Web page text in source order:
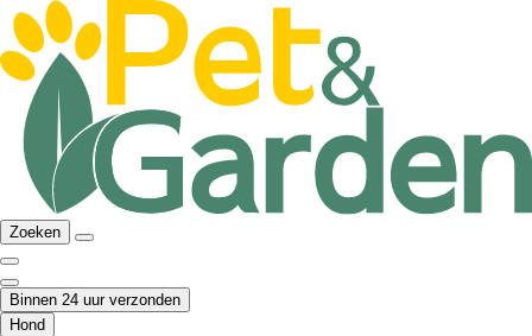
Zoeken
Binnen 24 uur verzonden
Hond